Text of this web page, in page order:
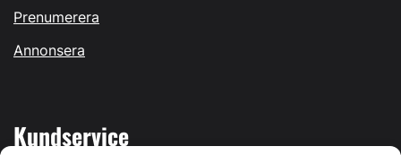
Prenumerera
Annonsera
Kundservice